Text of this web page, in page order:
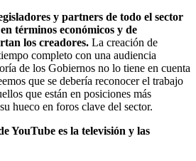
y partners de todo el sector
términos económicos y de
los creadores. La creación de
completo con una audiencia
de los Gobiernos no lo tiene en cuenta
que se debería reconocer el trabajo
que están en posiciones más
hueco en foros clave del sector.
YouTube es la televisión y las